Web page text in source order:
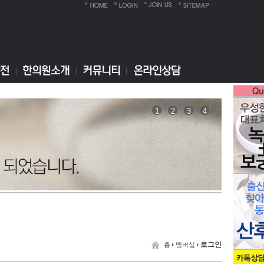
1 2 3 4
홈 멤버십 로그인